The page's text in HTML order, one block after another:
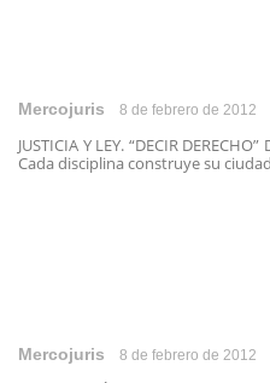
Mercojuris 8 de febrero de 2012
JUSTICIA Y LEY. “DECIR
Cada disciplina construye su
Mercojuris 8 de febrero de 2012